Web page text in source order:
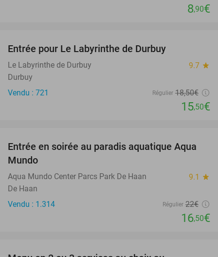
8,90€
Entrée pour Le Labyrinthe de Durbuy
Le Labyrinthe de Durbuy 9.7 star
Durbuy
Vendu : 721
Régulier 18,50€
15,50€
25%
Entrée en soirée au paradis aquatique Aqua
Mundo
Aqua Mundo Center Parcs Park De Haan 9.1 star
De Haan
Vendu : 1.314
Régulier 22€
16,50€